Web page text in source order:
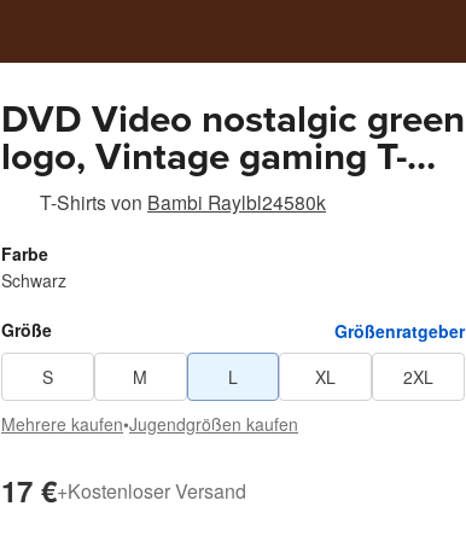
DVD Video nostalgic green
logo, Vintage gaming T-
Shirt, 2000s aesthetic,
mugshot shirt breezy shirt
T-Shirtsvon Bambi Raylbl24580k
Farbe
Schwarz
Größe
Größenratgeber
S
M L XL
2XL
Mehrere kaufen•Jugendgrößen kaufen
17 €+Kostenloser Versand